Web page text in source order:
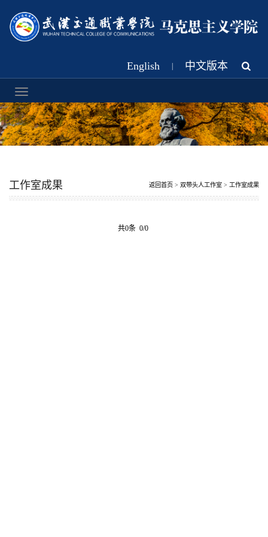
English | 中文版本
工作室成果 返回首页 > 双带头人工作室 > 工作室成果
共0条 0/0